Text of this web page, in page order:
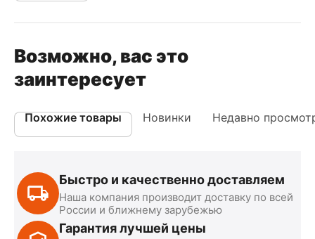
Возможно, вас это
заинтересует
Похожие товары Новинки Недавно
Быстро и качественно доставляем
Наша компания производит доставку по всей
России и ближнему зарубежью
Гарантия лучшей цены